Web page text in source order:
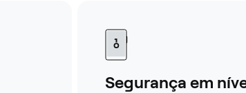
Segurança em